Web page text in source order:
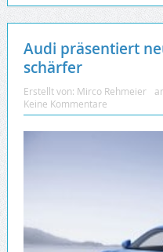
Audi präsentiert
schärfer
Erstellt von: Mirco Rehmeier
Keine Kommentare